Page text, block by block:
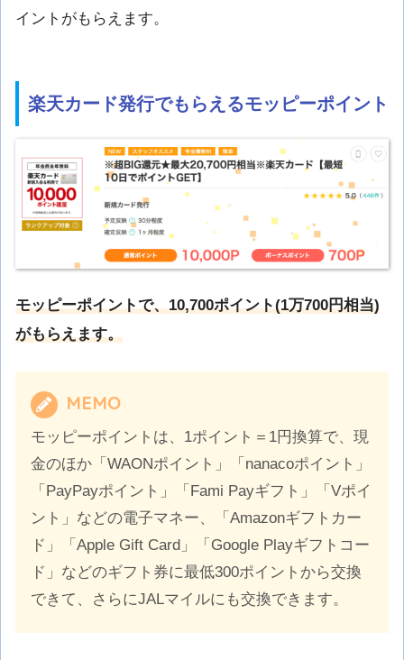
イントがもらえます。
楽天カード発行でもらえるモッピーポイント
モッピーポイントで、10,700ポイント(1万700円相当)
がもらえます。
MEMO
モッピーポイントは、1ポイント＝1円換算で、現
金のほか「WAONポイント」「nanacoポイント」
「PayPayポイント」「Fami Payギフト」「Vポイ
ント」などの電子マネー、「Amazonギフトカー
ド」「Apple Gift Card」「Google Playギフトコー
ド」などのギフト券に最低300ポイントから交換
できて、さらにJALマイルにも交換できます。